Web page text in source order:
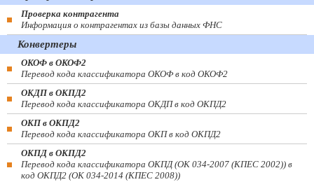
Проверка контрагента
Информация о контрагентах из базы данных ФНС
Конвертеры
ОКОФ в ОКОФ2
Перевод кода классификатора ОКОФ в код ОКОФ2
ОКДП в ОКПД2
Перевод кода классификатора ОКДП в код ОКПД2
ОКП в ОКПД2
Перевод кода классификатора ОКП в код ОКПД2
ОКПД в ОКПД2
Перевод кода классификатора ОКПД (ОК 034-2007 (КПЕС 2002)) в
код ОКПД2 (ОК 034-2014 (КПЕС 2008))